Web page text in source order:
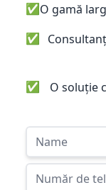
✅O gamă
✅
✅
O soluție